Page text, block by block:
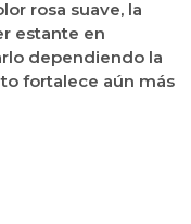
rosa suave, la
estante en
dependiendo la
fortalece aún más